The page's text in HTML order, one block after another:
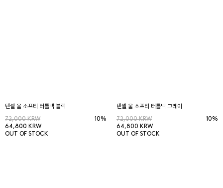
텐셀 울 소프티 터틀넥 블랙
72,000 KRW
64,800 KRW
10%
OUT OF STOCK
텐셀 울 소프티 터틀넥 그레이
72,000 KRW
64,800 KRW
10%
OUT OF STOCK